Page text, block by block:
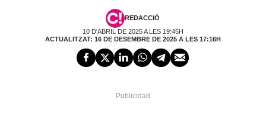
REDACCIÓ
10 D'ABRIL DE 2025 A LES 19:45H
ACTUALITZAT: 16 DE DESEMBRE DE 2025 A LES 17:16H